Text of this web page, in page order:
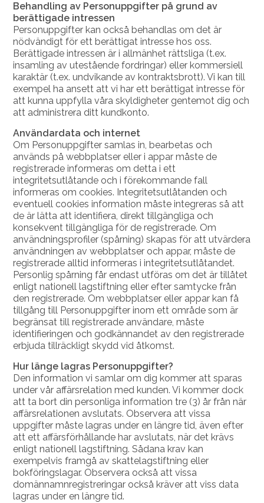
Behandling av Personuppgifter på grund av
berättigade intressen
Personuppgifter kan också behandlas om det är
nödvändigt för ett berättigat intresse hos oss.
Berättigade intressen är i allmänhet rättsliga (t.ex.
insamling av utestående fordringar) eller kommersiell
karaktär (t.ex. undvikande av kontraktsbrott). Vi kan till
exempel ha ansett att vi har ett berättigat intresse för
att kunna uppfylla våra skyldigheter gentemot dig och
att administrera ditt kundkonto.
Användardata och internet
Om Personuppgifter samlas in, bearbetas och
används på webbplatser eller i appar måste de
registrerade informeras om detta i ett
integritetsutlåtande och i förekommande fall
informeras om cookies. Integritetsutlåtanden och
eventuell cookies information måste integreras så att
de är lätta att identifiera, direkt tillgängliga och
konsekvent tillgängliga för de registrerade. Om
användningsprofiler (spårning) skapas för att utvärdera
användningen av webbplatser och appar, måste de
registrerade alltid informeras i integritetsutlåtandet.
Personlig spårning får endast utföras om det är tillåtet
enligt nationell lagstiftning eller efter samtycke från
den registrerade. Om webbplatser eller appar kan få
tillgång till Personuppgifter inom ett område som är
begränsat till registrerade användare, måste
identifieringen och godkännandet av den registrerade
erbjuda tillräckligt skydd vid åtkomst.
Hur länge lagras Personuppgifter?
Den information vi samlar om dig kommer att sparas
under vår affärsrelation med kunden. Vi kommer dock
att ta bort din personliga information tre (3) år från när
affärsrelationen avslutats. Observera att vissa
uppgifter måste lagras under en längre tid, även efter
att ett affärsförhållande har avslutats, när det krävs
enligt nationell lagstiftning. Sådana krav kan
exempelvis framgå av skattelagstiftning eller
bokföringslagar. Observera också att vissa
domännamnregistreringar också kräver att viss data
lagras under en längre tid.